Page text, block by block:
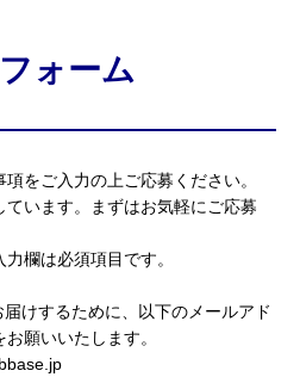
ォーム
をご入力の上ご応募ください。
います。まずはお気軽にご応募
欄は必須項目です。
けするために、以下のメールアド
願いいたします。